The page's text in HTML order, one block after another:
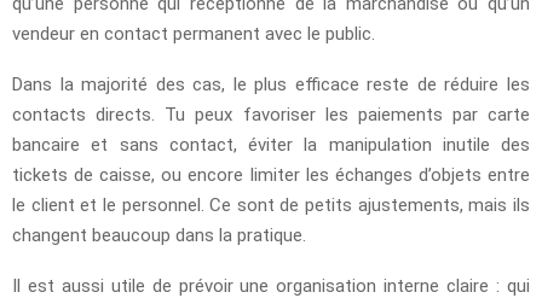
vendeur en contact permanent avec le public.
Dans la majorité des cas, le plus efficace reste de réduire les
contacts directs. Tu peux favoriser les paiements par carte
bancaire et sans contact, éviter la manipulation inutile des
tickets de caisse, ou encore limiter les échanges d’objets entre
le client et le personnel. Ce sont de petits ajustements, mais ils
changent beaucoup dans la pratique.
Il est aussi utile de prévoir une organisation interne claire : qui